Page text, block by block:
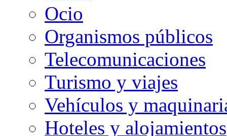
Ocio
Organismos públicos
Telecomunicaciones
Turismo y viajes
Vehículos y
Hoteles y alojamientos